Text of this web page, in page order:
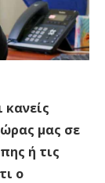
ς μας σε
ή τις
ο